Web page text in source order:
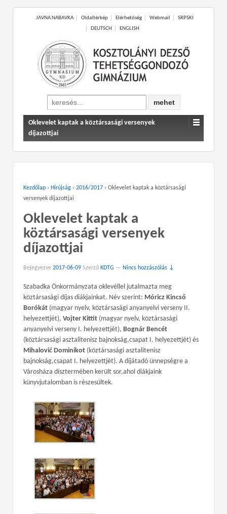
JAVNA NABAVKA Oldaltérkép Elérhetőség Webmail
SRPSKI
DEUTSCH
ENGLISH
Search
for:
Oklevelet kaptak a köztársasági versenyek
díjazottjai
Kezdőlap › Hírújság › 2016/2017 › Oklevelet kaptak a köztársasági
versenyek díjazottjai
Oklevelet kaptak a
köztársasági versenyek
díjazottjai
Bejegyezve 2017-06-09 Szerző KDTG — Nincs hozzászólás ↓
Szabadka Önkormányzata oklevéllel jutalmazta meg
köztársasági díjas diákjainkat. Név szerint: Móricz Kincső
Borókát (magyar nyelv, köztársasági anyanyelvi verseny II.
helyezettjét), Vojter Kittit (magyar nyelv, köztársasági
anyanyelvi verseny I. helyezettjét), Bognár Bencét
(köztársasági asztalitenisz bajnokság,csapat I. helyezettjét) és
Mihalović Dominikot (köztársasági asztalitenisz
bajnokság,csapat I. helyezettjét). A díjátadó ünnepségre a
Városháza dísztermében került sor,ahol diákjaink
künyvjutalomban is részesültek.